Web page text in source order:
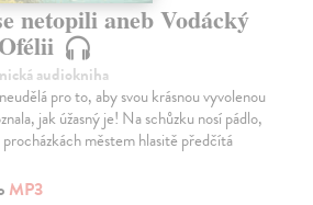
netopili aneb Vodácký
audiokniha
pro to, aby svou krásnou vyvolenou
jak úžasný je! Na schůzku nosí pádlo,
městem hlasitě předčítá
MP3